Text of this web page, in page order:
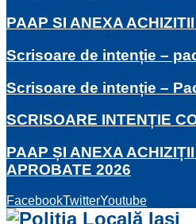
PAAP SI ANEXA
Scrisoare de intenție –
Scrisoare de intenție –
SCRISOARE INTENȚIE
PAAP ȘI ANEXA
APROBATE 2026
FacebookTwitterYoutube